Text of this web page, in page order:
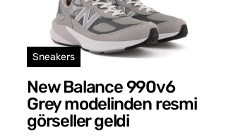
Sneakers
New Balance 990v6
Grey modelinden resmi
görseller geldi